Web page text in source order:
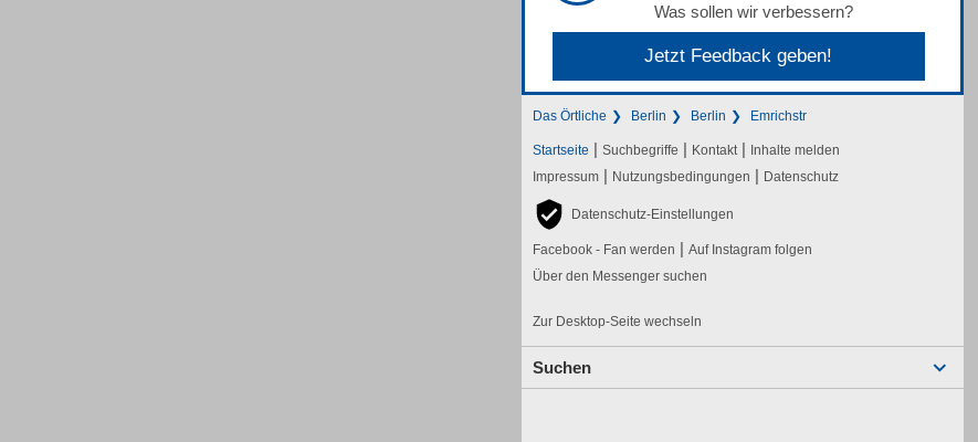
Was sollen wir verbessern?
Jetzt Feedback geben!
Das Örtliche Berlin Berlin Emrichstr
Startseite | Suchbegriffe | Kontakt | Inhalte melden
Impressum | Nutzungsbedingungen | Datenschutz
Datenschutz-Einstellungen
Facebook - Fan werden | Auf Instagram folgen
Über den Messenger suchen
Zur Desktop-Seite wechseln
Suchen